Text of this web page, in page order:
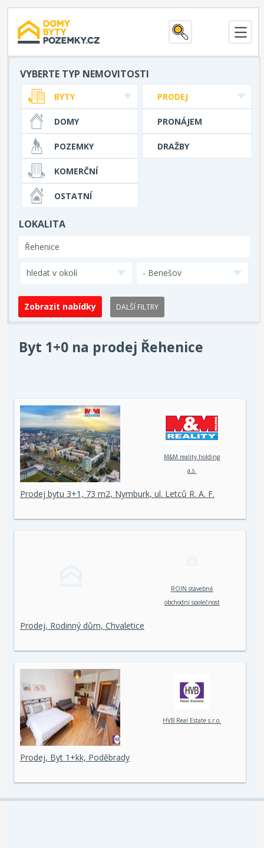
VYBERTE TYP NEMOVITOSTI
PRODEJ
PRONÁJEM
DRAŽBY
BYTY
DOMY
POZEMKY
KOMERČNÍ
OSTATNÍ
LOKALITA
hledat v okolí - Benešov
DALŠÍ FILTRY
Byt 1+0 na prodej Řehenice
M&M reality holding
a.s.
Prodej bytu 3+1, 73 m2, Nymburk, ul. Letců R. A. F.
ROIN stavebně
obchodní společnost
Prodej, Rodinný dům, Chvaletice
HVB Real Estate s.r.o.
Prodej, Byt 1+kk, Poděbrady